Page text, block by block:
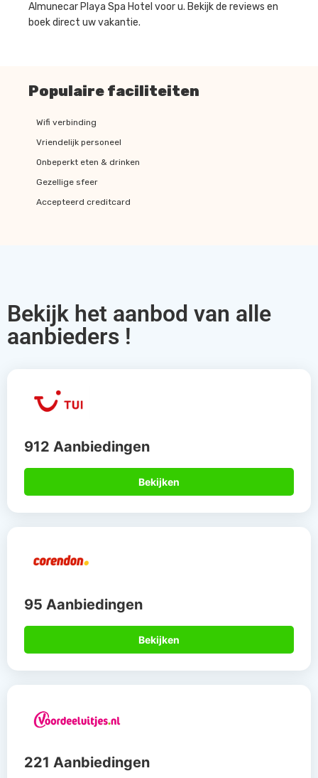
Almunecar Playa Spa Hotel voor u. Bekijk de reviews en
boek direct uw vakantie.
Populaire faciliteiten
Wifi verbinding
Vriendelijk personeel
Onbeperkt eten & drinken
Gezellige sfeer
Accepteerd creditcard
Bekijk het aanbod van alle
aanbieders !
912 Aanbiedingen
Bekijken
95 Aanbiedingen
Bekijken
221 Aanbiedingen